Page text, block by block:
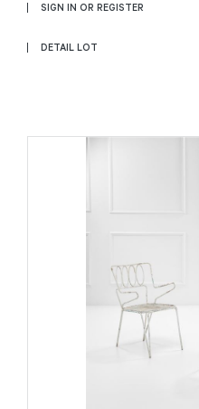
SIGN IN OR REGISTER
DETAIL LOT